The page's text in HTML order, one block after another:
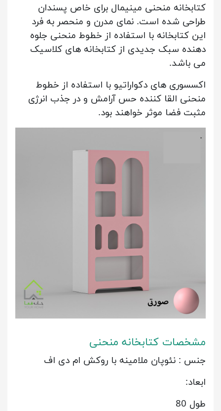
کتابخانه منحنی مینیمال برای خاص پسندان
طراحی شده است. نمای مدرن و منحصر به فرد
این کتابخانه با استفاده از خطوط منحنی جلوه
دهنده سبک جدیدی از کتابخانه های کلاسیک
می باشد.
اکسسوری های دکواراتیو با استفاده از خطوط
منحنی القا کننده حس آرامش و در جذب انرژی
مثبت فضا موثر خواهند بود.
مشخصات کتابخانه منحنی
جنس : نئوپان ملامینه با روکش ام دی اف
ابعاد:
طول 80